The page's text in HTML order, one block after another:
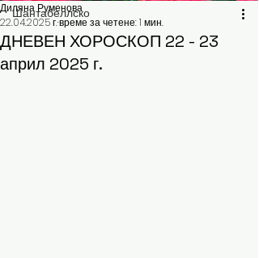
Шантабеллско
ДНЕВЕН ХОРОСКОП 22 - 23
април 2025 г.
Диляна Руменова
22.04.2025 г.време за четене: 1 мин.